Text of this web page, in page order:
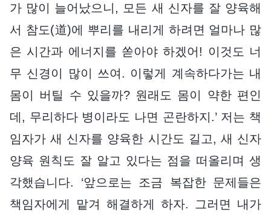
가 많이 늘어났으니, 모든 새 신자를 잘 양육해
서 참도(道)에 뿌리를 내리게 하려면 얼마나 많
은 시간과 에너지를 쏟아야 하겠어! 이것도 너
무 신경이 많이 쓰여. 이렇게 계속하다가는 내
몸이 버틸 수 있을까? 원래도 몸이 약한 편인
데, 무리하다 병이라도 나면 곤란하지.’ 저는 책
임자가 새 신자를 양육한 시간도 길고, 새 신자
양육 원칙도 잘 알고 있다는 점을 떠올리며 생
각했습니다. ‘앞으로는 조금 복잡한 문제들은
책임자에게 맡겨 해결하게 하자. 그러면 내가